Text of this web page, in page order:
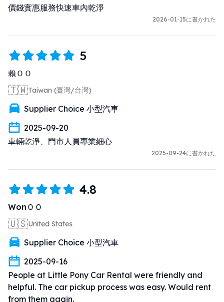
價錢實惠服務快速車內乾淨
2026-01-15に書かれた
5
賴ＯＯ
🇹🇼Taiwan (臺灣/台灣)
Supplier Choice 小型汽車
2025-09-20
車輛乾淨、門市人員專業細心
2025-09-24に書かれた
4.8
WonＯＯ
🇺🇸United States
Supplier Choice 小型汽車
2025-09-16
People at Little Pony Car Rental were friendly and
helpful. The car pickup process was easy. Would rent
from them again.